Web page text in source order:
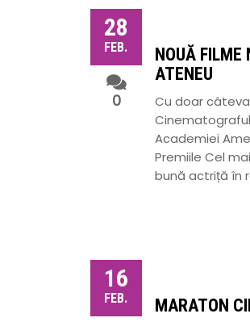
28
FEB.
0
NOUĂ
ATENEU
Cu doar
Academiei
Premiile Cel
bună actriță în
16
FEB. MARATON